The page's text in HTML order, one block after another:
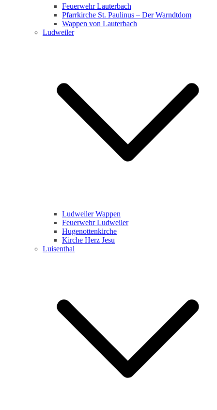
Feuerwehr Lauterbach
Pfarrkirche St. Paulinus – Der Warndtdom
Wappen von Lauterbach
Ludweiler
Ludweiler Wappen
Feuerwehr Ludweiler
Hugenottenkirche
Kirche Herz Jesu
Luisenthal